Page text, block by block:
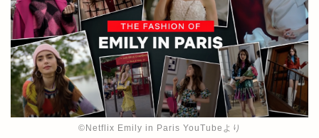
©︎Netflix Emily in Paris YouTubeより